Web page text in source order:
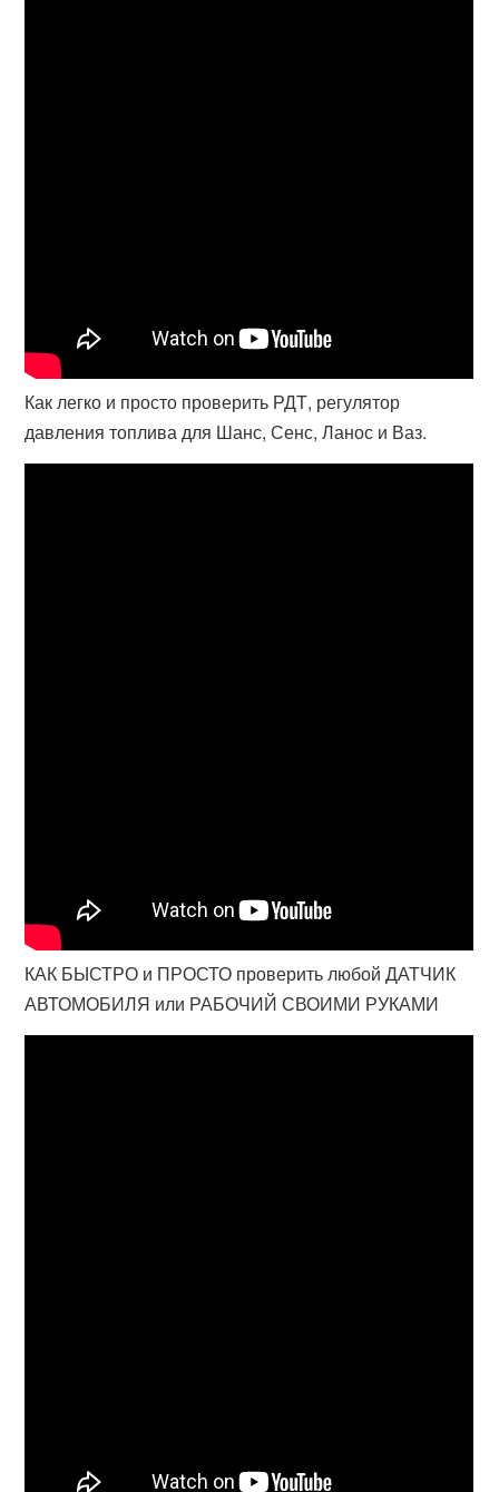
Как легко и просто проверить РДТ, регулятор
давления топлива для Шанс, Сенс, Ланос и Ваз.
КАК БЫСТРО и ПРОСТО проверить любой ДАТЧИК
АВТОМОБИЛЯ или РАБОЧИЙ СВОИМИ РУКАМИ